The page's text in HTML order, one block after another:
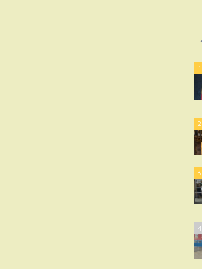
1
2
3
4